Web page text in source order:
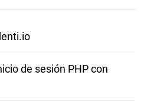
de sesión PHP con